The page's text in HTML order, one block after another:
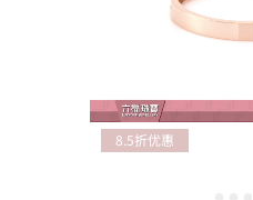
8.5折优惠